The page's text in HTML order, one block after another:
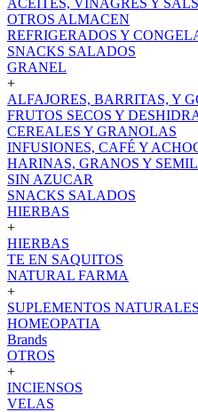
ACEITES, VINAGRES Y
OTROS ALMACEN
REFRIGERADOS Y
SNACKS SALADOS
GRANEL
+
ALFAJORES, BARRITAS, Y
FRUTOS SECOS Y
CEREALES Y GRANOLAS
INFUSIONES, CAFÉ Y
HARINAS, GRANOS Y
SIN AZUCAR
SNACKS SALADOS
HIERBAS
+
HIERBAS
TE EN SAQUITOS
NATURAL FARMA
+
SUPLEMENTOS NATURALES
HOMEOPATIA
Brands
OTROS
+
INCIENSOS
VELAS